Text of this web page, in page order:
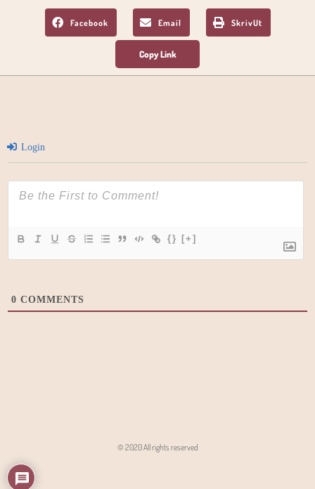
Facebook Email SkrivUt
Login
{} [+]
0 COMMENTS
© 2020 All rights reserved